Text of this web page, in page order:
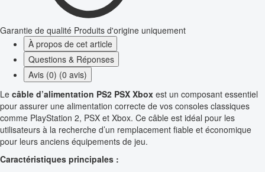
Garantie de qualité Produits d'origine uniquement
À propos de cet article
Questions & Réponses
Avis (0) (0 avis)
Le câble d’alimentation PS2 PSX Xbox est un composant essentiel
pour assurer une alimentation correcte de vos consoles classiques
comme PlayStation 2, PSX et Xbox. Ce câble est idéal pour les
utilisateurs à la recherche d’un remplacement fiable et économique
pour leurs anciens équipements de jeu.
Caractéristiques principales :